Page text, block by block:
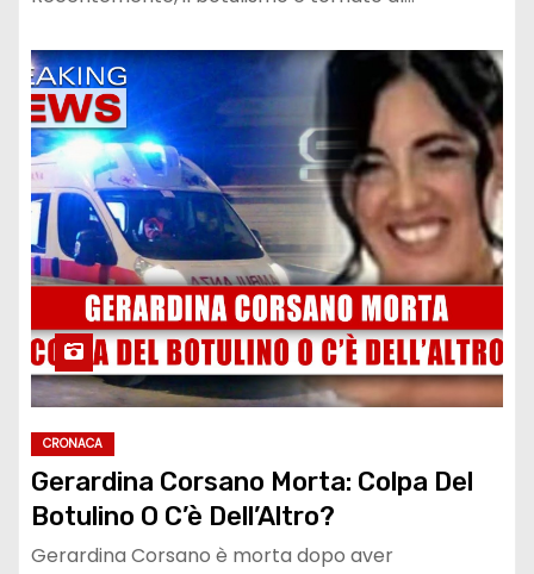
CRONACA
Gerardina Corsano Morta: Colpa Del
Botulino O C’è Dell’Altro?
Gerardina Corsano è morta dopo aver